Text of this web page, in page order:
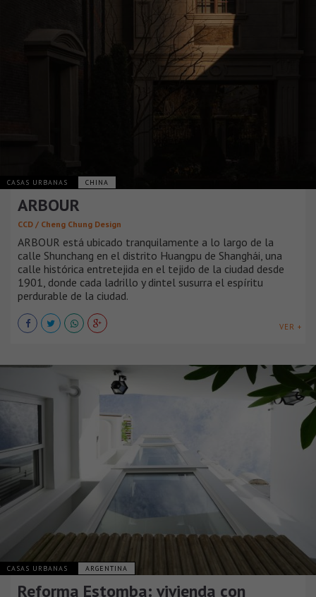
CASAS URBANAS CHINA
ARBOUR
CCD / Cheng Chung Design
ARBOUR está ubicado tranquilamente a lo largo de la
calle Shunchang en el distrito Huangpu de Shanghái, una
calle histórica entretejida en el tejido de la ciudad desde
1901, donde cada ladrillo y dintel susurra el espíritu
perdurable de la ciudad.
VER +
CASAS URBANAS ARGENTINA
Reforma Estomba: vivienda con